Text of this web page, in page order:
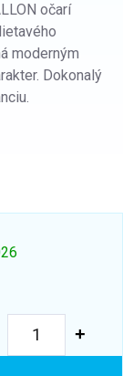
očarí
moderným
Dokonalý